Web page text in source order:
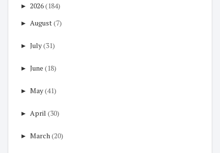
► 2026(184)
► August(7)
► July(31)
► June (18)
► May(41)
► April (30)
► March(20)